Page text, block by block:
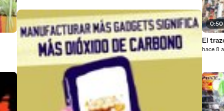
0:50
El
hace 8